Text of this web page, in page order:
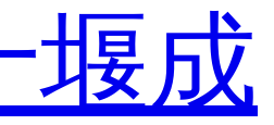
堰成